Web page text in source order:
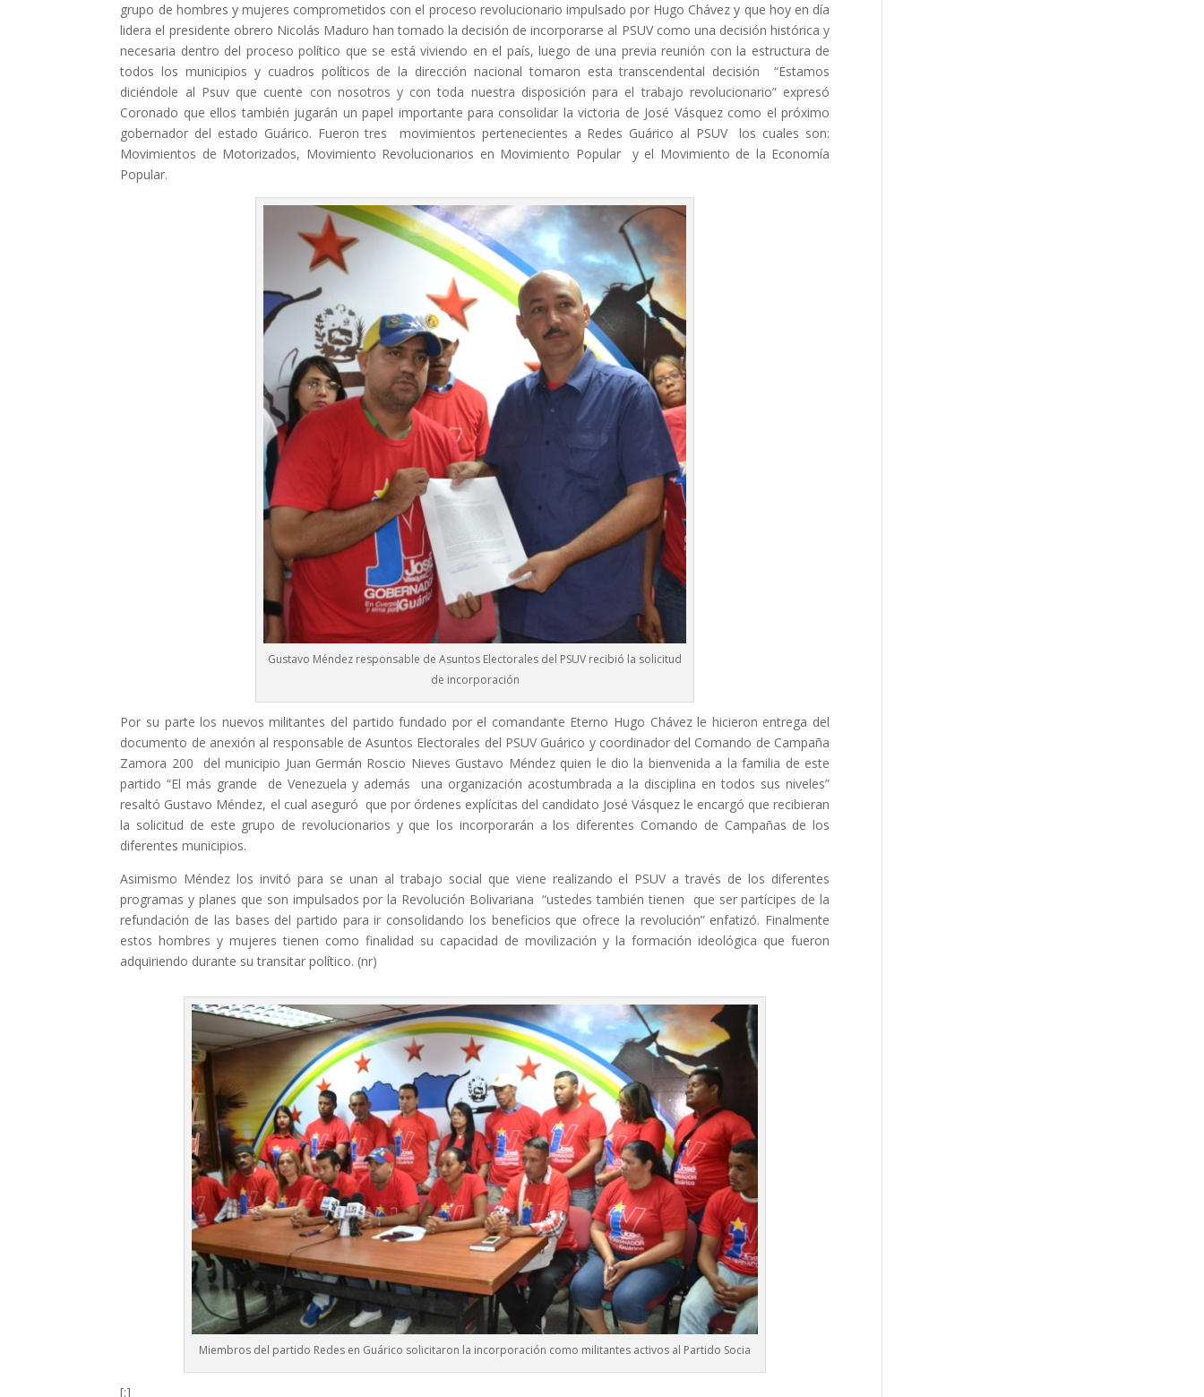
grupo de hombres y mujeres comprometidos con el proceso revolucionario impulsado por Hugo Chávez y que hoy en día
lidera el presidente obrero Nicolás Maduro han tomado la decisión de incorporarse al PSUV como una decisión histórica y
necesaria dentro del proceso político que se está viviendo en el país, luego de una previa reunión con la estructura de
todos los municipios y cuadros políticos de la dirección nacional tomaron esta transcendental decisión “Estamos
diciéndole al Psuv que cuente con nosotros y con toda nuestra disposición para el trabajo revolucionario” expresó
Coronado que ellos también jugarán un papel importante para consolidar la victoria de José Vásquez como el próximo
gobernador del estado Guárico. Fueron tres movimientos pertenecientes a Redes Guárico al PSUV los cuales son:
Movimientos de Motorizados, Movimiento Revolucionarios en Movimiento Popular y el Movimiento de la Economía
Popular.
Gustavo Méndez responsable de Asuntos Electorales del PSUV recibió la solicitud
de incorporación
Por su parte los nuevos militantes del partido fundado por el comandante Eterno Hugo Chávez le hicieron entrega del
documento de anexión al responsable de Asuntos Electorales del PSUV Guárico y coordinador del Comando de Campaña
Zamora 200 del municipio Juan Germán Roscio Nieves Gustavo Méndez quien le dio la bienvenida a la familia de este
partido “El más grande de Venezuela y además una organización acostumbrada a la disciplina en todos sus niveles”
resaltó Gustavo Méndez, el cual aseguró que por órdenes explícitas del candidato José Vásquez le encargó que recibieran
la solicitud de este grupo de revolucionarios y que los incorporarán a los diferentes Comando de Campañas de los
diferentes municipios.
Asimismo Méndez los invitó para se unan al trabajo social que viene realizando el PSUV a través de los diferentes
programas y planes que son impulsados por la Revolución Bolivariana “ustedes también tienen que ser partícipes de la
refundación de las bases del partido para ir consolidando los beneficios que ofrece la revolución” enfatizó. Finalmente
estos hombres y mujeres tienen como finalidad su capacidad de movilización y la formación ideológica que fueron
adquiriendo durante su transitar político. (nr)
Miembros del partido Redes en Guárico solicitaron la incorporación como militantes activos al Partido Socia
[:]